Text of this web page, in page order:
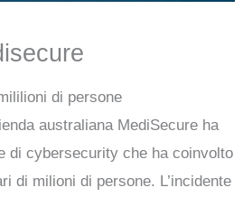
di persone
australiana MediSecure ha
di cybersecurity che ha coinvolto
di milioni di persone. L’incidente